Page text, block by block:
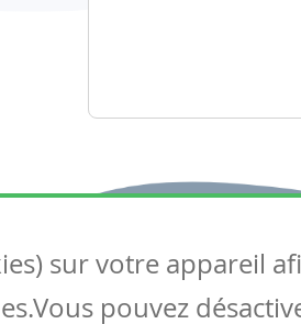
Suivez-nous
Contactez-nous
sur votre appareil
pouvez